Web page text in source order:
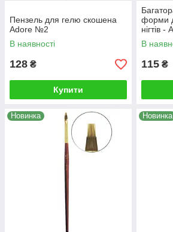
Пензель для гелю скошена
Adore №2
В наявності
128 ₴
Купити
форми
нігтів
Almond,
В
115 ₴
Новинка Новинка